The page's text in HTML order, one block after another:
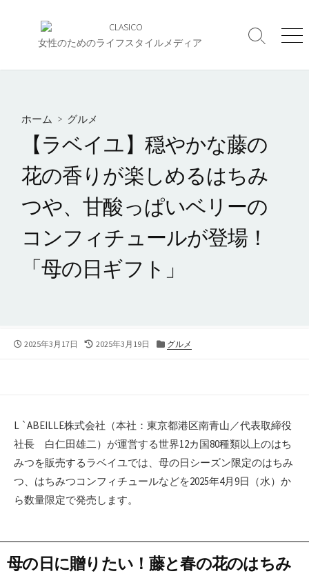
女性のためのライフスタイルメディア
検
メ
ホーム > グルメ
【ラベイユ】穏やかな藤の
花の香りが楽しめるはちみ
つや、甘酸っぱいベリーの
コンフィチュールが登場！
「母の日ギフト」
公
2025年3月17日
最
2025年3月19日
カ
グルメ
L `ABEILLE株式会社（本社：東京都港区南青山／代表取締役
社長 白仁田雄二）が運営する世界12カ国80種類以上のはち
みつを販売するラベイユでは、母の日シーズン限定のはちみ
つ、はちみつコンフィチュールなどを2025年4月9日（水）か
ら数量限定で発売します。
母の日に贈りたい！藤と春の花のはちみ